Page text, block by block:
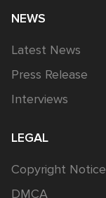
NEWS
Latest News
Press Release
Interviews
LEGAL
Copyright Notice
DMCA